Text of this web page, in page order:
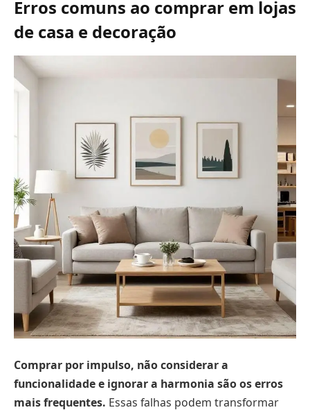
Erros comuns ao comprar em lojas
de casa e decoração
Comprar por impulso, não considerar a
funcionalidade e ignorar a harmonia são os erros
mais frequentes. Essas falhas podem transformar